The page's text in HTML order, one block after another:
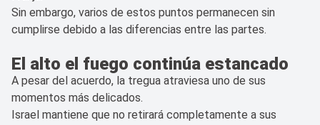
Sin embargo, varios de estos puntos permanecen sin
cumplirse debido a las diferencias entre las partes.
El alto el fuego continúa estancado
A pesar del acuerdo, la tregua atraviesa uno de sus
momentos más delicados.
Israel mantiene que no retirará completamente a sus